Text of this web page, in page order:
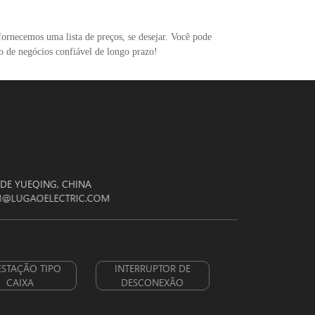
uma lista de preços, se desejar. Você pode
de negócios confiável de longo prazo!
YUEQING, CHINA
SUBESTAÇÃO TIPO
CAIXA
INTERRUPTOR DE
DESCONEXÃO